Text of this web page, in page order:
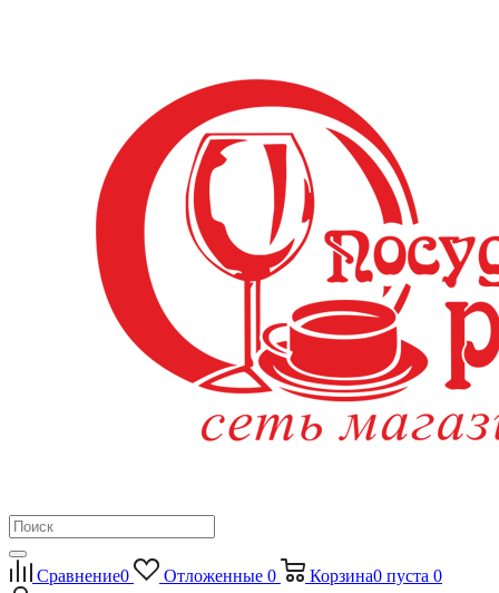
Сравнение0 Отложенные 0 Корзина0 пуста 0